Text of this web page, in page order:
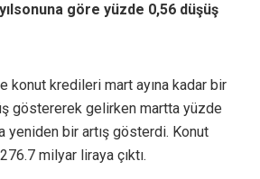
göre yüzde 0,56 düşüş
konut kredileri mart ayına kadar bir
göstererek gelirken martta yüzde
yeniden bir artış gösterdi. Konut
milyar liraya çıktı.